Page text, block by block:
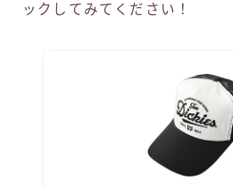
ックしてみてください！